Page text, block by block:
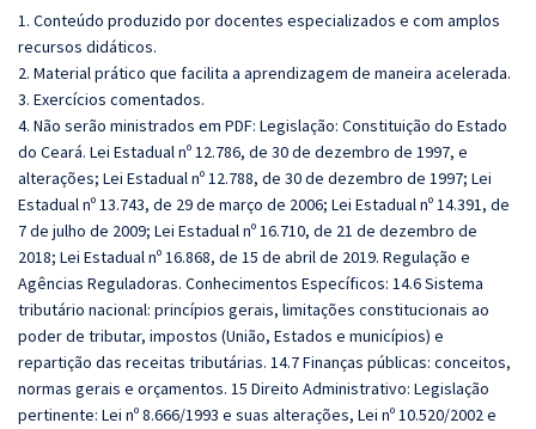
1. Conteúdo produzido por docentes especializados e com amplos
recursos didáticos.
2. Material prático que facilita a aprendizagem de maneira acelerada.
3. Exercícios comentados.
4. Não serão ministrados em PDF: Legislação: Constituição do Estado
do Ceará. Lei Estadual nº 12.786, de 30 de dezembro de 1997, e
alterações; Lei Estadual nº 12.788, de 30 de dezembro de 1997; Lei
Estadual nº 13.743, de 29 de março de 2006; Lei Estadual nº 14.391, de
7 de julho de 2009; Lei Estadual nº 16.710, de 21 de dezembro de
2018; Lei Estadual nº 16.868, de 15 de abril de 2019. Regulação e
Agências Reguladoras. Conhecimentos Específicos: 14.6 Sistema
tributário nacional: princípios gerais, limitações constitucionais ao
poder de tributar, impostos (União, Estados e municípios) e
repartição das receitas tributárias. 14.7 Finanças públicas: conceitos,
normas gerais e orçamentos. 15 Direito Administrativo: Legislação
pertinente: Lei nº 8.666/1993 e suas alterações, Lei nº 10.520/2002 e